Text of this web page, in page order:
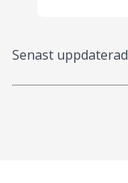
Senast uppdaterad